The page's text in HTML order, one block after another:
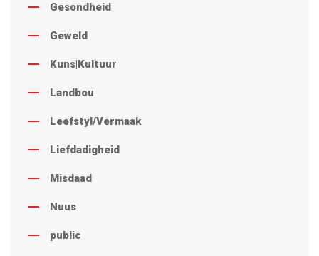
Gesondheid
Geweld
Kuns|Kultuur
Landbou
Leefstyl/Vermaak
Liefdadigheid
Misdaad
Nuus
public